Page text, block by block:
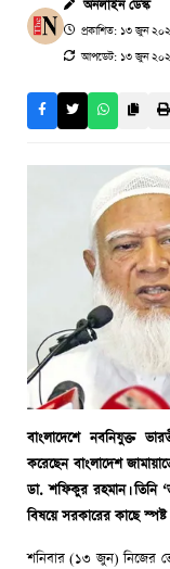
অনলাইন ডেস্ক
প্রকাশিত: ১৩ জুন
আপডেট: ১৩ জুন
বাংলাদেশে নবনিযুক্ত
করেছেন বাংলাদেশ
ডা. শফিকুর রহমান। তিনি
বিষয়ে সরকারের কাছে স্পষ্ট
শনিবার (১৩ জুন) নিজের